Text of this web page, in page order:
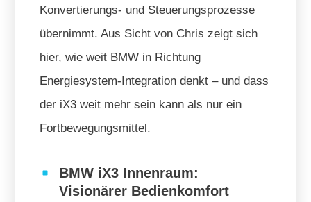
Konvertierungs- und Steuerungsprozesse
übernimmt. Aus Sicht von Chris zeigt sich
hier, wie weit BMW in Richtung
Energiesystem-Integration denkt – und dass
der iX3 weit mehr sein kann als nur ein
Fortbewegungsmittel.
BMW iX3 Innenraum:
Visionärer Bedienkomfort